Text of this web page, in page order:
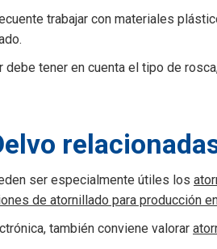
trabajar con materiales
tener en cuenta el tipo de
ser especialmente útiles los
de atornillado para producción
también conviene valorar